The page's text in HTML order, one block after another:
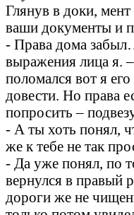
Глянув в доки,
ваши документы и
- Права дома
выражения лица я.
поломался вот я
довести. Но права
попросить –
- А ты хоть понял,
же к тебе не так
- Да уже понял, по
вернулся в правый
дороги же не